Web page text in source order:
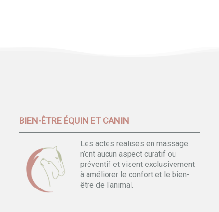
BIEN-ÊTRE ÉQUIN ET CANIN
Les actes réalisés en massage
n’ont aucun aspect curatif ou
préventif et visent exclusivement
à améliorer le confort et le bien-
être de l’animal.